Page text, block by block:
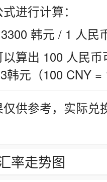
进行计算：
韩元 / 1 人民
算出 100 人民
韩元（100 CNY =
供参考，实际
率走势图